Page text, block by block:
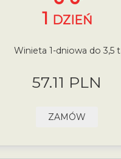
1 DZIEŃ
Winieta 1-dniowa do 3,5 t
57.11 PLN
ZAMÓW